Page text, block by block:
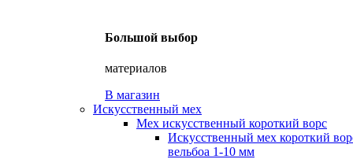
Большой выбор
материалов
В магазин
Искусственный мех
Мех искусственный короткий ворс
Искусственный мех короткий
вельбоа 1-10 мм